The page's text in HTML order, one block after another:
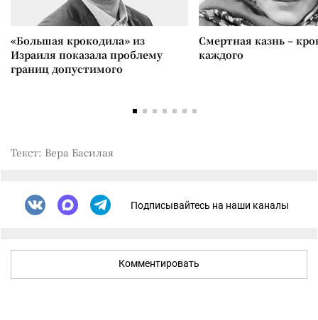
«Большая крокодила» из
Израиля показала проблему
границ допустимого
Смертная казнь –
каждого
Текст: Вера Басилая
Подписывайтесь на наши каналы
Комментировать